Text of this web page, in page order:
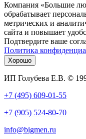
Компания «Большие
обрабатывает
метрических и
сайта и повышает
Подтвердите ваше
Политика
Хорошо
ИП Голубева Е.В. ©
+7 (495) 609-01-55
+7 (905) 524-80-70
info@bigmen.ru